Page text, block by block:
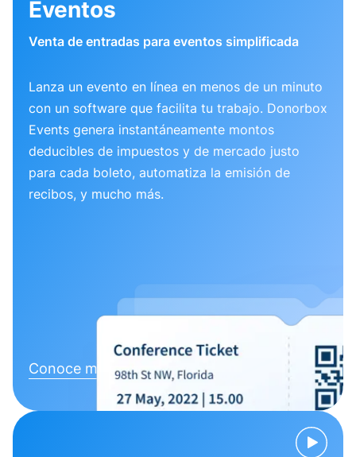
Eventos
Venta de entradas para eventos simplificada
Lanza un evento en línea en menos de un minuto
con un software que facilita tu trabajo. Donorbox
Events genera instantáneamente montos
deducibles de impuestos y de mercado justo
para cada boleto, automatiza la emisión de
recibos, y mucho más.
Conoce más